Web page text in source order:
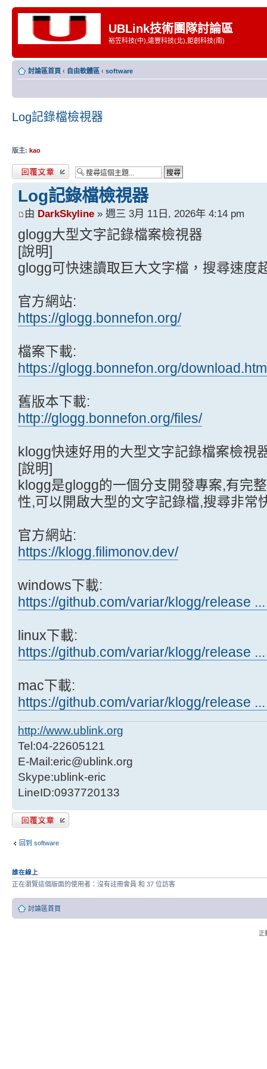
UBLink技術團隊討論區
裕笠科技(中),遠豐科技(北),鉅創科技(南)
討論區首頁 ‹ 自由軟體區 ‹ software
Log記錄檔檢視器
版主: kao
發表回覆
Log記錄檔檢視器
由 DarkSkyline » 週三 3月 11日, 2026年 4:14 pm
glogg大型文字記錄檔案檢視器
[說明]
glogg可快速讀取巨大文字檔，搜尋速度
官方網站:
https://glogg.bonnefon.org/
檔案下載:
https://glogg.bonnefon.org/
舊版本下載:
http://glogg.bonnefon.org/files/
klogg快速好用的大型文字記錄檔案檢視
[說明]
klogg是glogg的一個分支開發專案,有完
性,可以開啟大型的文字記錄檔,搜尋非常
官方網站:
https://klogg.filimonov.dev/
windows下載:
https://github.com/variar/klogg/release
linux下載:
https://github.com/variar/klogg/release
mac下載:
https://github.com/variar/klogg/release
http://www.ublink.org
Tel:04-22605121
E-Mail:eric@ublink.org
Skype:ublink-eric
LineID:0937720133
發表回覆
回到 software
誰在線上
正在瀏覽這個版面的使用者：沒有註冊會員 和 37 位訪客
討論區首頁
正